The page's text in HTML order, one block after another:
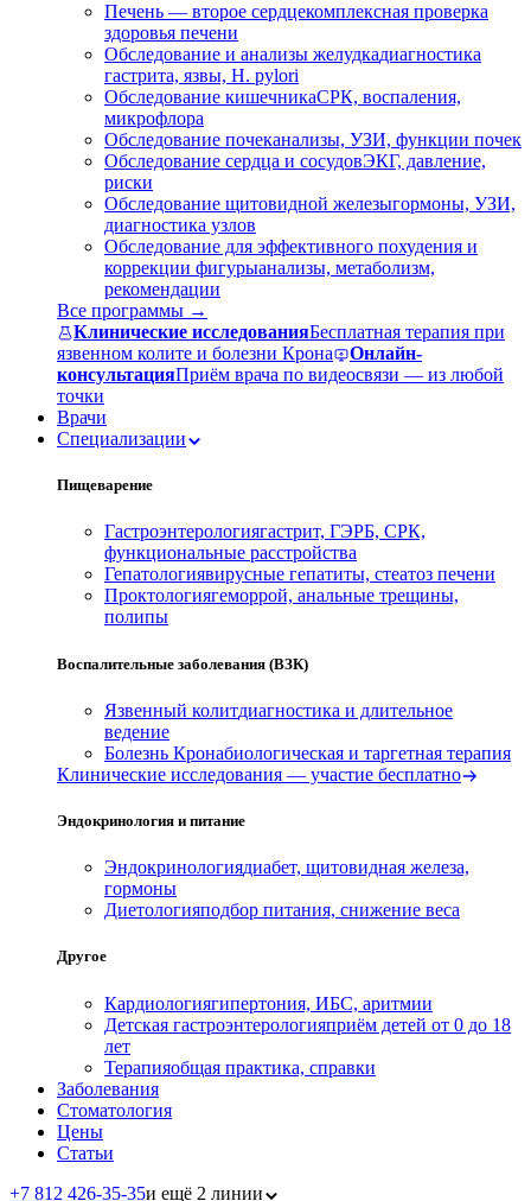
Печень — второе сердцекомплексная проверка
здоровья печени
Обследование и анализы желудкадиагностика
гастрита, язвы, H. pylori
Обследование кишечникаСРК, воспаления,
микрофлора
Обследование почеканализы, УЗИ, функции почек
Обследование сердца и сосудовЭКГ, давление,
риски
Обследование щитовидной железыгормоны, УЗИ,
диагностика узлов
Обследование для эффективного похудения и
коррекции фигурыанализы, метаболизм,
рекомендации
Все программы →
Клинические исследованияБесплатная терапия при
язвенном колите и болезни Крона
Онлайн-
консультацияПриём врача по видеосвязи — из любой
точки
Врачи
Специализации
Пищеварение
Гастроэнтерологиягастрит, ГЭРБ, СРК,
функциональные расстройства
Гепатологиявирусные гепатиты, стеатоз печени
Проктологиягеморрой, анальные трещины,
полипы
Воспалительные заболевания (ВЗК)
Язвенный колитдиагностика и длительное
ведение
Болезнь Кронабиологическая и таргетная терапия
Клинические исследования — участие бесплатно
Эндокринология и питание
Эндокринологиядиабет, щитовидная железа,
гормоны
Диетологияподбор питания, снижение веса
Другое
Кардиологиягипертония, ИБС, аритмии
Детская гастроэнтерологияприём детей от 0 до 18
лет
Терапияобщая практика, справки
Заболевания
Стоматология
Цены
Статьи
+7 812 426‑35‑35и ещё 2 линии